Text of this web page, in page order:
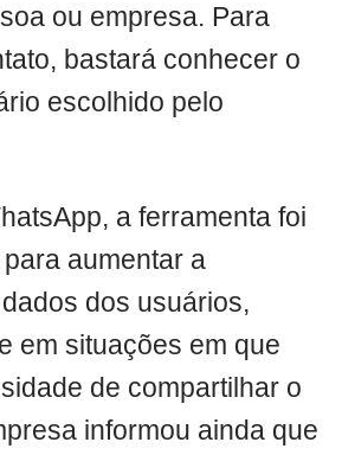
ou empresa. Para
bastará conhecer o
escolhido pelo
a ferramenta foi
aumentar a
dos usuários,
em situações em que
de compartilhar o
informou ainda que